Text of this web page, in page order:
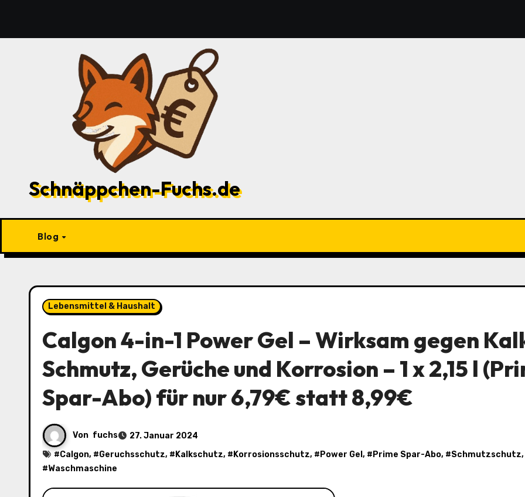
springen
Schnäppchen-Fuchs.de
Blog
Lebensmittel & Haushalt
Calgon 4-in-1 Power Gel – Wirksam gegen
Schmutz, Gerüche und Korrosion – 1 x 2,15 l
Spar-Abo) für nur 6,79€ statt 8,99€
Von fuchs
27. Januar 2024
#Calgon, #Geruchsschutz, # Kalkschutz, # Korrosionsschutz, # Power Gel , # Prime Spar-Abo, #Schmutzschutz,
#Waschmaschine